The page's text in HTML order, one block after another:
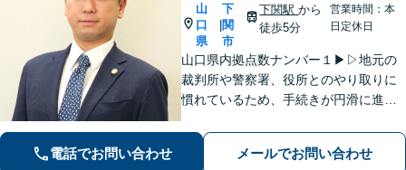
山
口
県
下
関
市
下関駅から
徒歩5分
営業時間：本
日定休日
山口県内拠点数ナンバー１▶︎▷地元の
裁判所や警察署、役所とのやり取りに
慣れているため、手続きが円滑に進み
ことで、仕事帰りや急な事態でも相談
に行きやすくなります。法律トラブル
電話でお問い合わせ メールでお問い合わせ